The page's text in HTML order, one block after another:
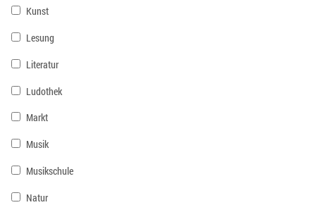
Kunst
Lesung
Literatur
Ludothek
Markt
Musik
Musikschule
Natur